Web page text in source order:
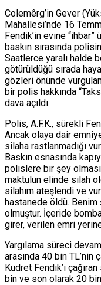
Colemêrg’in Gever
Mahallesi’nde 16
Fendik’in evine
baskın sırasında
Saatlerce yaralı halde
götürüldüğü sırada
gözleri önünde
bir polis hakkında
dava açıldı.
Polis, A.F.K., sürekli
Ancak olaya dair
silaha rastlanmadığı
Baskın esnasında
polislere bir şey
maktulün elinde silah
silahım ateşlendi ve
hastanede öldü. Benim
olmuştur. İçeride
girer, verilen emri
Yargılama süreci
arasında 40 bin TL’nin
Kudret Fendik’i
bin ve son olarak 20